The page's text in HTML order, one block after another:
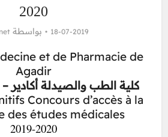
2020
18-07-2019 بواسطة
et de Pharmacie de
Agadir
كلية الطب والصيدلة
Concours d’accès à la
des études médicales
2019-2020